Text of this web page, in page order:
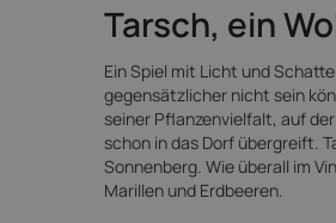
Tarsch, ein
Ein Spiel mit Licht und
gegensätzlicher nicht sein
seiner Pflanzenvielfalt, auf
schon in das Dorf übergreift.
Sonnenberg. Wie überall im
Marillen und Erdbeeren.